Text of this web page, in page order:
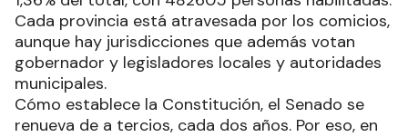
Cada provincia está atravesada por los comicios,
aunque hay jurisdicciones que además votan
gobernador y legisladores locales y autoridades
municipales.
Cómo establece la Constitución, el Senado se
renueva de a tercios, cada dos años. Por eso, en